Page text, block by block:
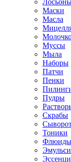
Маски
Масла
Муссы
Мыла
Наборы
Патчи
Пенки
Пудры
Скрабы
Тоники
Флюиды